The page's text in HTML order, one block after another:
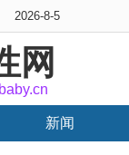
2026-8-5
网
新闻